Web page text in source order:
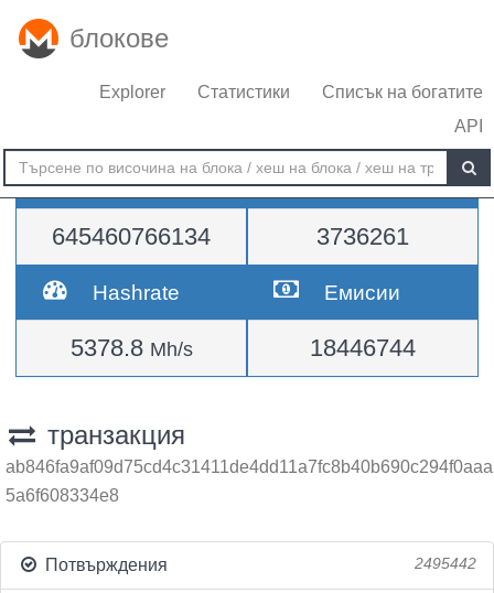
блокове
Explorer Статистики
Списък на богатите
API
Трудност
645460766134
височина
3736261
Hashrate
5378.8 Mh/s
Емисии
18446744
транзакция
ab846fa9af09d75cd4c31411de4dd11a7fc8b40b690c294f0aaa
5a6f608334e8
Потвърждения 2495442